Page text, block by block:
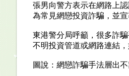
張男向警方表示在網路上
為常見網戀投資詐騙，並
東港警分局呼籲，很多詐
不明投資管道或網路連結
圖說：網戀詐騙手法層出